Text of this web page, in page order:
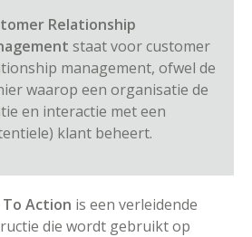
Relationship
staat voor customer
management, ofwel de
waarop een organisatie de
en interactie met een
klant beheert.
To Action is een verleidende
die wordt gebruikt op